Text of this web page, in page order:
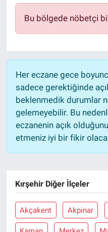
Bu bölgede nöbetçi
Her eczane gece
sadece gerektiğinde
beklenmedik durumlar
gelemeyebilir. Bu
eczanenin açık
etmeniz iyi bir fikir
Kırşehir Diğer İlçeler
Akçakent Akpinar